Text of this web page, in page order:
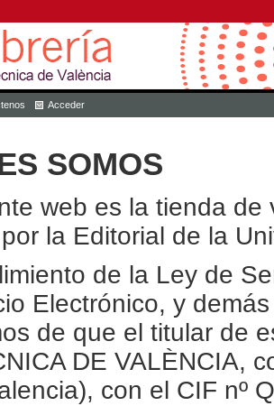
Acceder
SOMOS
web es la tienda
la Editorial de la
de la Ley de
Electrónico, y
de que el titular de
DE VALÈNCIA,
con el CIF nº